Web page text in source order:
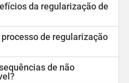
da regularização de
de regularização
de não